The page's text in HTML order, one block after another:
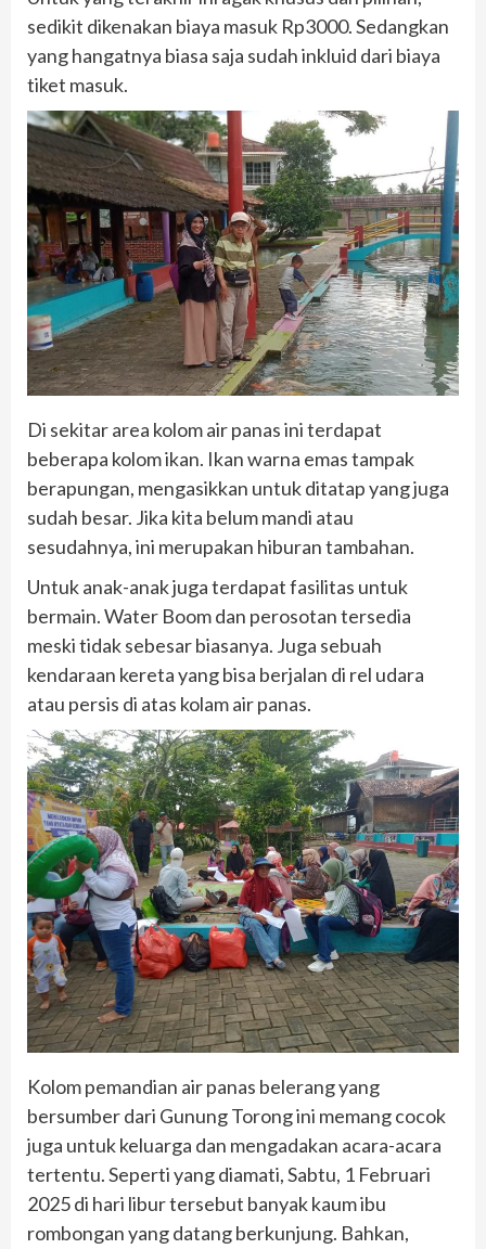
sedikit dikenakan biaya masuk Rp3000. Sedangkan
yang hangatnya biasa saja sudah inkluid dari biaya
tiket masuk.
Di sekitar area kolom air panas ini terdapat
beberapa kolom ikan. Ikan warna emas tampak
berapungan, mengasikkan untuk ditatap yang juga
sudah besar. Jika kita belum mandi atau
sesudahnya, ini merupakan hiburan tambahan.
Untuk anak-anak juga terdapat fasilitas untuk
bermain. Water Boom dan perosotan tersedia
meski tidak sebesar biasanya. Juga sebuah
kendaraan kereta yang bisa berjalan di rel udara
atau persis di atas kolam air panas.
Kolom pemandian air panas belerang yang
bersumber dari Gunung Torong ini memang cocok
juga untuk keluarga dan mengadakan acara-acara
tertentu. Seperti yang diamati, Sabtu, 1 Februari
2025 di hari libur tersebut banyak kaum ibu
rombongan yang datang berkunjung. Bahkan,